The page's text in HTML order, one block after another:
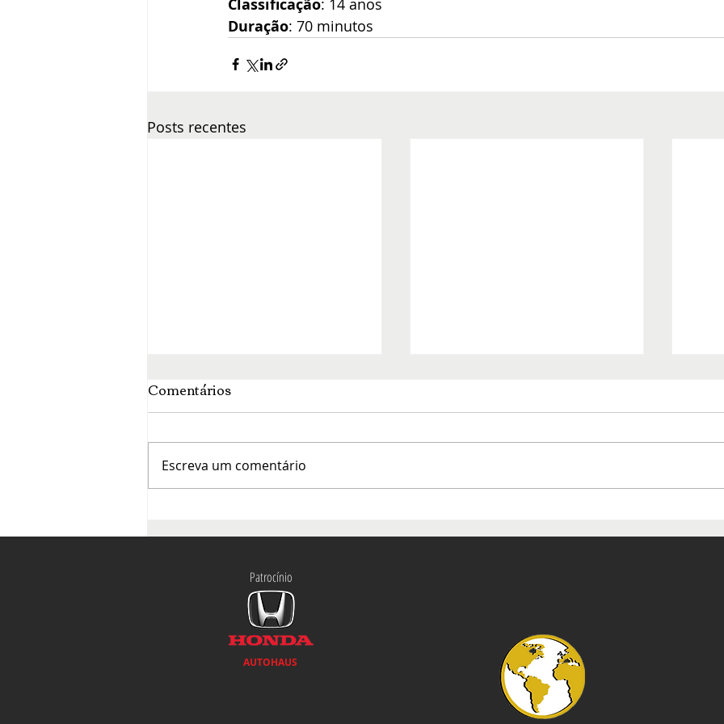
Classificação: 14 anos
Duração: 70 minutos
Posts recentes
a cena cultural de Brasília
130 anos de amizade entre
Comentários
Escreva um comentário
Patrocínio
AUTOHAUS